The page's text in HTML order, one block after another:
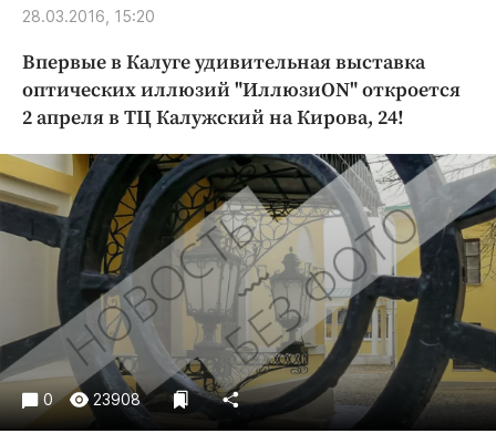
Народные новости
Благоустройство
Криминал
Недвижимость и ЖКХ
Образование
Общество
Погода
Праздники
Происшествия
Спорт
Экономика и бизнес
28.03.2016, 15:20
Впервые в Калуге удивительная выставка
оптических иллюзий "ИллюзиON" откроется
2 апреля в ТЦ Калужский на Кирова, 24!
0 23908